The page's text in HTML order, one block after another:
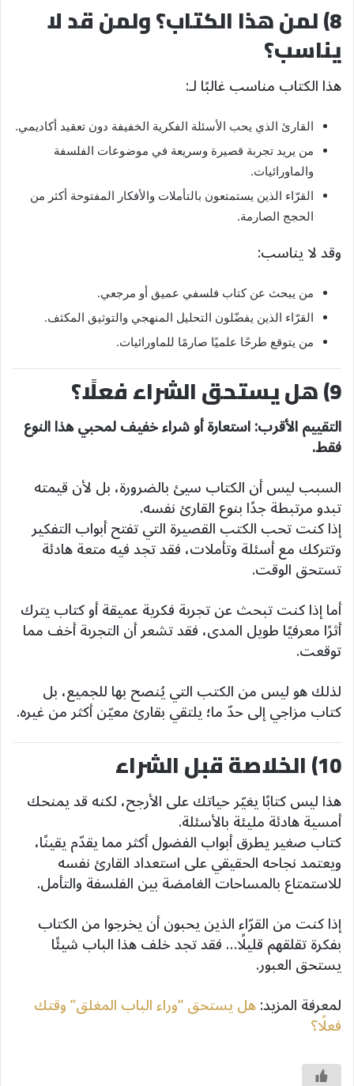
8) لمن هذا الكتاب؟ ولمن قد لا
يناسب؟
هذا الكتاب مناسب غالبًا لـ:
القارئ الذي يحب الأسئلة الفكرية الخفيفة دون تعقيد أكاديمي.
من يريد تجربة قصيرة وسريعة في موضوعات الفلسفة
والماورائيات.
القرّاء الذين يستمتعون بالتأملات والأفكار المفتوحة أكثر من
الحجج الصارمة.
وقد لا يناسب:
من يبحث عن كتاب فلسفي عميق أو مرجعي.
القرّاء الذين يفضّلون التحليل المنهجي والتوثيق المكثف.
من يتوقع طرحًا علميًا صارمًا للماورائيات.
9) هل يستحق الشراء فعلًا؟
التقييم الأقرب: استعارة أو شراء خفيف لمحبي هذا النوع
فقط.
السبب ليس أن الكتاب سيئ بالضرورة، بل لأن قيمته
تبدو مرتبطة جدًا بنوع القارئ نفسه.
إذا كنت تحب الكتب القصيرة التي تفتح أبواب التفكير
وتتركك مع أسئلة وتأملات، فقد تجد فيه متعة هادئة
تستحق الوقت.
أما إذا كنت تبحث عن تجربة فكرية عميقة أو كتاب يترك
أثرًا معرفيًا طويل المدى، فقد تشعر أن التجربة أخف مما
توقعت.
لذلك هو ليس من الكتب التي يُنصح بها للجميع، بل
كتاب مزاجي إلى حدّ ما؛ يلتقي بقارئ معيّن أكثر من غيره.
10) الخلاصة قبل الشراء
هذا ليس كتابًا يغيّر حياتك على الأرجح، لكنه قد يمنحك
أمسية هادئة مليئة بالأسئلة.
كتاب صغير يطرق أبواب الفضول أكثر مما يقدّم يقينًا،
ويعتمد نجاحه الحقيقي على استعداد القارئ نفسه
للاستمتاع بالمساحات الغامضة بين الفلسفة والتأمل.
إذا كنت من القرّاء الذين يحبون أن يخرجوا من الكتاب
بفكرة تقلقهم قليلًا… فقد تجد خلف هذا الباب شيئًا
يستحق العبور.
لمعرفة المزيد:هل يستحق “وراء الباب المغلق” وقتك
فعلًا؟